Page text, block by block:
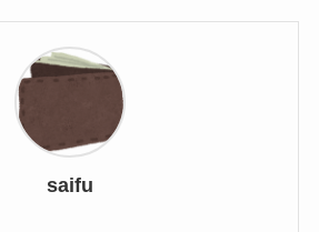
saifu